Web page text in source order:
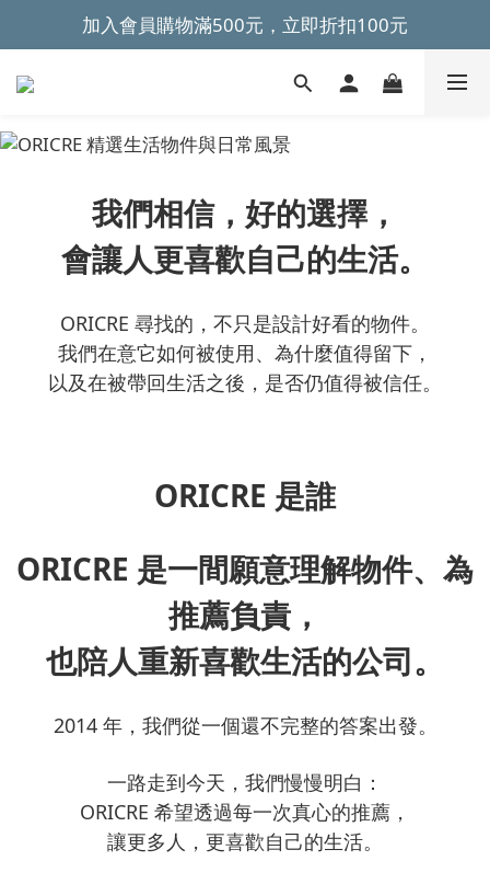
~全館滿499元免運~
加入會員購物滿500元，立即折扣100元
~全館滿499元免運~
我們相信，好的選擇，
會讓人更喜歡自己的生活。
ORICRE 尋找的，不只是設計好看的物件。
我們在意它如何被使用、為什麼值得留下，
以及在被帶回生活之後，是否仍值得被信任。
ORICRE 是誰
ORICRE 是一間願意理解物件、為
推薦負責，
也陪人重新喜歡生活的公司。
2014 年，我們從一個還不完整的答案出發。
一路走到今天，我們慢慢明白：
ORICRE 希望透過每一次真心的推薦，
讓更多人，更喜歡自己的生活。